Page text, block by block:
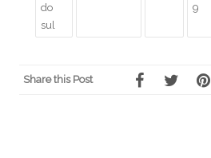
do
sul
9
Share this Post